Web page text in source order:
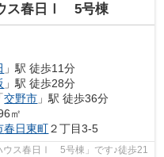
ス春日Ⅰ 5号棟
」駅 徒歩11分
」駅 徒歩28分
「交野市 」駅 徒歩36分
㎡
春日東町２丁目3-5
ウス春日Ⅰ 5号棟」です♪徒歩21